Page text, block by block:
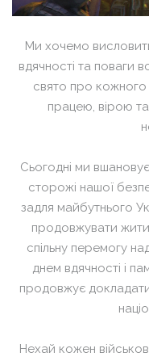
Ми хочемо
вдячності та поваги
свято про кожного
працею, вірою
Сьогодні ми
сторожі нашої
задля майбутнього
продовжувати
спільну перемогу
днем вдячності і
продовжує
Нехай кожен